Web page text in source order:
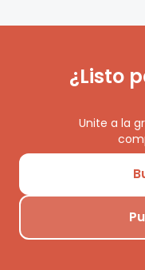
¿Listo
Unite a la